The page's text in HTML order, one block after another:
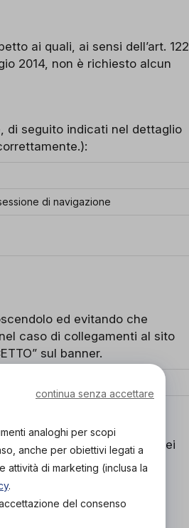
ai quali, ai sensi dell’art. 122
2014, non è richiesto alcun
di seguito indicati nel dettaglio
di navigazione
ed evitando che
caso di collegamenti al sito
sul banner.
per accessi effettuati nei
continua senza accettare
analoghi per scopi
anche per obiettivi legati a
attività di marketing (inclusa la
.
del consenso